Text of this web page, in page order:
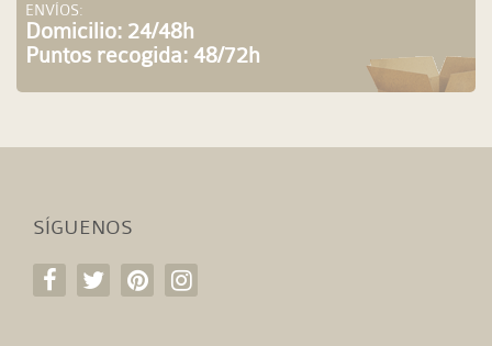
ENVÍOS:
Domicilio: 24/48h
Puntos recogida: 48/72h
SÍGUENOS